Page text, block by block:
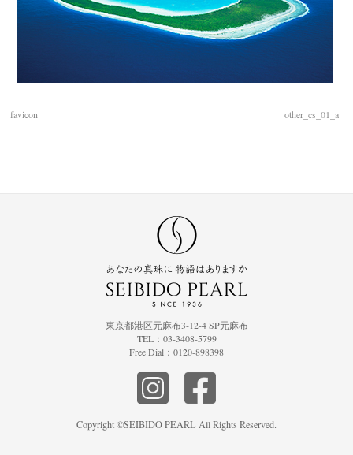
favicon other_cs_01_a
東京都港区元麻布3-12-4 SP元麻布
TEL：03-3408-5799
Free Dial：0120-898398
Copyright ©SEIBIDO PEARL All Rights Reserved.